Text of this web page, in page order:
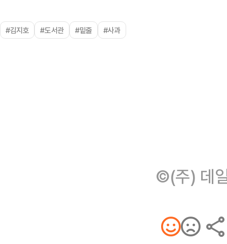
#김지호 #도서관 #밑줄 #사과
©(주) 데